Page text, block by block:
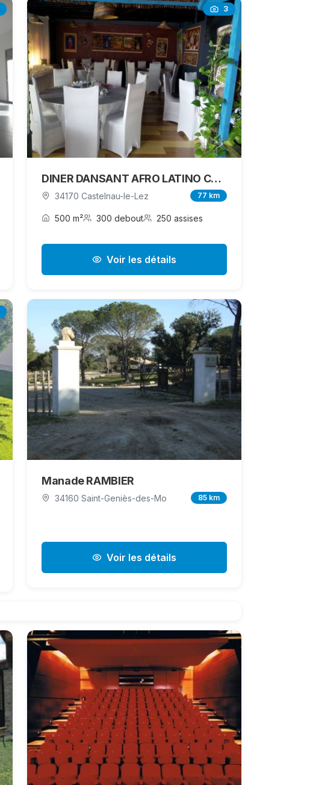
3
DINER DANSANT AFRO LATINO CARIBBEAN KANJY EVENT
34170 Castelnau-le-Lez 77 km
500 m² 300 debout 250 assises
Voir les détails
Manade RAMBIER
34160 Saint-Geniès-des-Mo 85 km
Voir les détails